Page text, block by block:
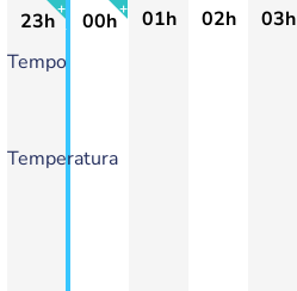
+
23h 00h 01h 02h 03h
Tempo
Temperatura